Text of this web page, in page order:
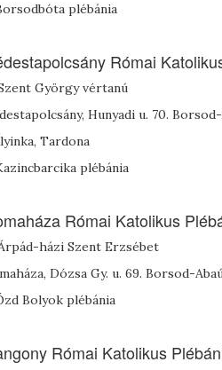
plébánia
Római
György vértanú
Hunyadi u. 70.
Tardona
plébánia
Római Katolikus
házi Szent Erzsébet
Dózsa Gy. u. 69. Borsod-
Bolyok plébánia
Római Katolikus